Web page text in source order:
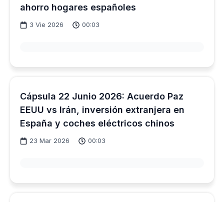
ahorro hogares españoles
3 Vie 2026 00:03
Cápsula 22 Junio 2026: Acuerdo Paz
EEUU vs Irán, inversión extranjera en
España y coches eléctricos chinos
23 Mar 2026 00:03